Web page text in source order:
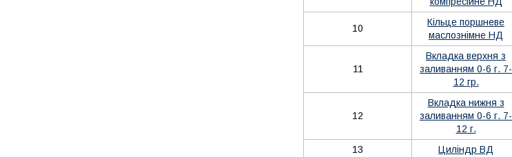
10
Кільце поршневе
маслознімне НД
11
Вкладка верхня з
заливанням 0-6 г. 7-
12 гр.
12
Вкладка нижня з
заливанням 0-6 г. 7-
12 г.
13 Циліндр ВД